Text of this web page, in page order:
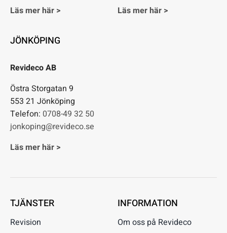
Läs mer här >
Läs mer här >
JÖNKÖPING
Revideco AB
Östra Storgatan 9
553 21 Jönköping
Telefon: 0708-49 32 50
jonkoping@revideco.se
Läs mer här >
TJÄNSTER
Revision
INFORMATION
Om oss på Revideco